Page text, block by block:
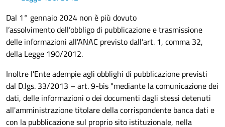
Dal 1° gennaio 2024 non è più dovuto
l’assolvimento dell’obbligo di pubblicazione e trasmissione
delle informazioni all'ANAC previsto dall’art. 1, comma 32,
della Legge 190/2012.
Inoltre l'Ente adempie agli obblighi di pubblicazione previsti
dal D.lgs. 33/2013 – art. 9-bis "mediante la comunicazione dei
dati, delle informazioni o dei documenti dagli stessi detenuti
all'amministrazione titolare della corrispondente banca dati e
con la pubblicazione sul proprio sito istituzionale, nella